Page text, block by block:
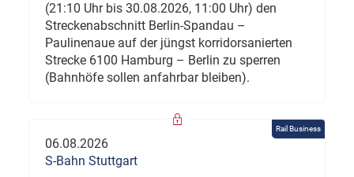
(21:10 Uhr bis 30.08.2026, 11:00 Uhr) den
Streckenabschnitt Berlin-Spandau –
Paulinenaue auf der jüngst korridorsanierten
Strecke 6100 Hamburg – Berlin zu sperren
(Bahnhöfe sollen anfahrbar bleiben).
Rail Business
06.08.2026
S-Bahn Stuttgart